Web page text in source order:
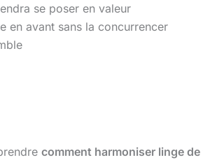
se poser en valeur
en avant sans la concurrencer
comment harmoniser linge